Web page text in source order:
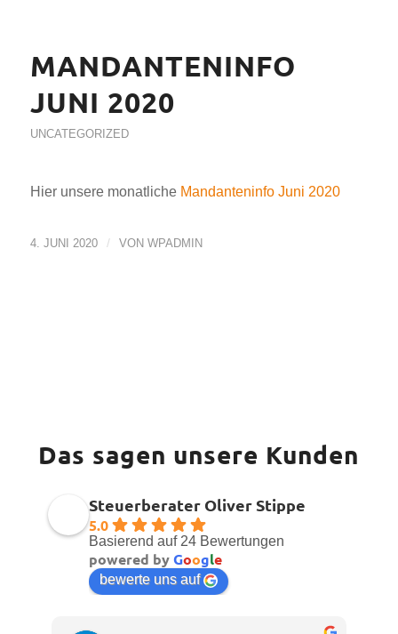
MANDANTENINFO
JUNI 2020
UNCATEGORIZED
Hier unsere monatliche Mandanteninfo Juni 2020
4. JUNI 2020 / VON WPADMIN
Das sagen unsere Kunden
Steuerberater Oliver Stippe
5.0
Basierend auf 24 Bewertungen
powered byGoogle
bewerte uns auf